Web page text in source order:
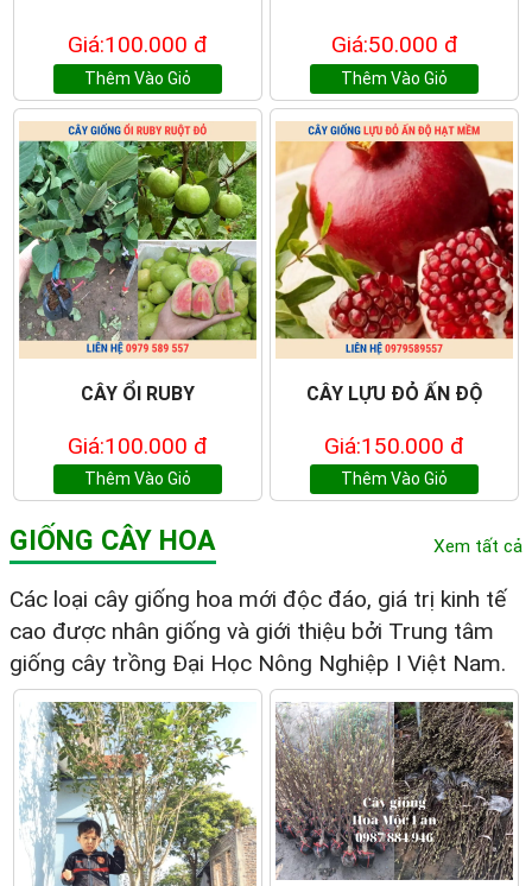
Giá:100.000 đ
Thêm Vào Giỏ
Giá:50.000 đ
Thêm Vào Giỏ
CÂY ỔI RUBY
Giá:100.000 đ
Thêm Vào Giỏ
CÂY LỰU ĐỎ ẤN ĐỘ
Giá:150.000 đ
Thêm Vào Giỏ
GIỐNG CÂY HOA Xem tất cả
Các loại cây giống hoa mới độc đáo, giá trị kinh tế
cao được nhân giống và giới thiệu bởi Trung tâm
giống cây trồng Đại Học Nông Nghiệp I Việt Nam.